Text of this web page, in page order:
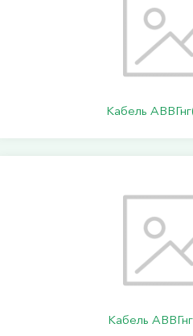
Кабель
Кабель